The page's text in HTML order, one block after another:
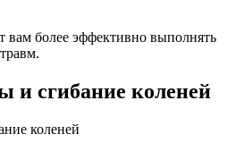
вам более эффективно выполнять
и сгибание коленей
коленей